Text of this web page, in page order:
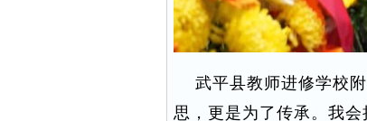
武平县教师进修学校附
思，更是为了传承。我